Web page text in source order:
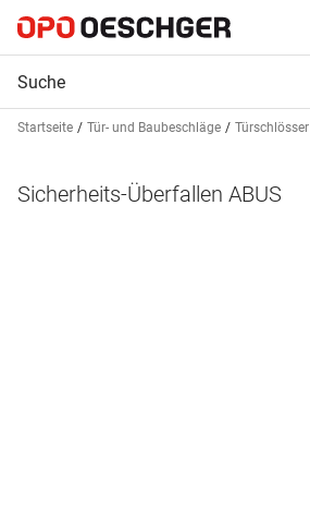
Startseite Tür- und Baubeschläge Türschlösser
Sicherheits-Überfallen ABUS